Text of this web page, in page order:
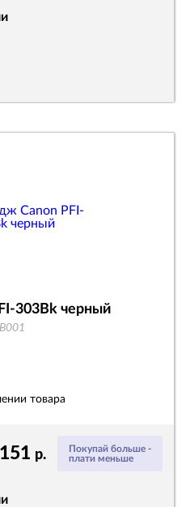
Покупай больше -
плати меньше
р.
303Bk черный
товара